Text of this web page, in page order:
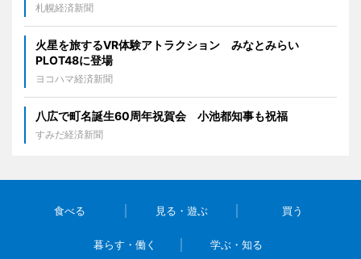
札幌経済新聞
火星を旅するVR体験アトラクション みなとみらい
PLOT48に登場
ヨコハマ経済新聞
八広で町名誕生60周年祝賀会 小池都知事も祝福
すみだ経済新聞
食べる 見る・遊ぶ 買う
暮らす・働く 学ぶ・知る